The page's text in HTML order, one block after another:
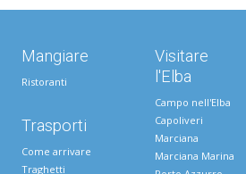
Mangiare
Ristoranti
Trasporti
Come arrivare
Traghetti
Visitare
l'Elba
Campo nell'Elba
Capoliveri
Marciana
Marciana Marina